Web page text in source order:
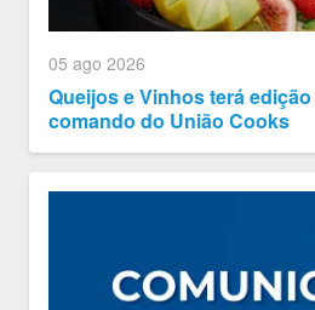
05 ago 2026
Queijos e Vinhos terá
comando do União Cooks